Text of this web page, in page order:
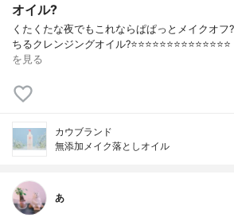
オイル?
くたくたな夜でもこれならぱぱっとメイクオフ
ちるクレンジングオイル
を見る
カウブランド
無添加メイク落としオイル
あ